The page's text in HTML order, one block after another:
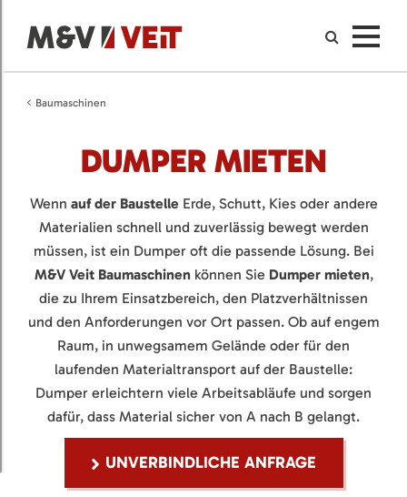
Baumaschinen
DUMPER MIETEN
Wenn auf der Baustelle Erde, Schutt, Kies oder andere
Materialien schnell und zuverlässig bewegt werden
müssen, ist ein Dumper oft die passende Lösung. Bei
M&V Veit Baumaschinen können Sie Dumper mieten,
die zu Ihrem Einsatzbereich, den Platzverhältnissen
und den Anforderungen vor Ort passen. Ob auf engem
Raum, in unwegsamem Gelände oder für den
laufenden Materialtransport auf der Baustelle:
Dumper erleichtern viele Arbeitsabläufe und sorgen
dafür, dass Material sicher von A nach B gelangt.
UNVERBINDLICHE ANFRAGE